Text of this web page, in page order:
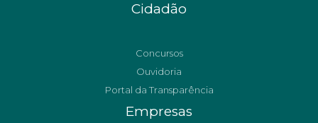
Cidadão
Concursos
Ouvidoria
Portal da Transparência
Empresas